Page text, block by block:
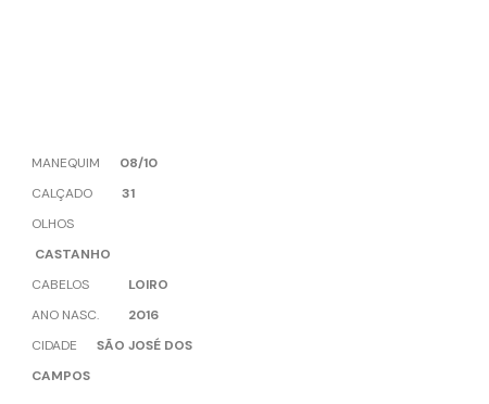
MANEQUIM 08/10
CALÇADO 31
OLHOS
CASTANHO
CABELOS
LOIRO
ANO NASC. 2016
CIDADE SÃO JOSÉ DOS
CAMPOS